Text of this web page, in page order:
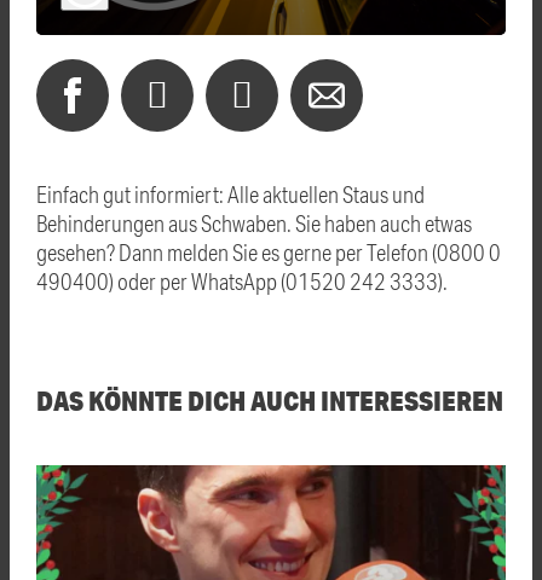
Einfach gut informiert: Alle aktuellen Staus und
Behinderungen aus Schwaben. Sie haben auch etwas
gesehen? Dann melden Sie es gerne per Telefon (0800 0
490400) oder per WhatsApp (01520 242 3333).
DAS KÖNNTE DICH AUCH INTERESSIEREN